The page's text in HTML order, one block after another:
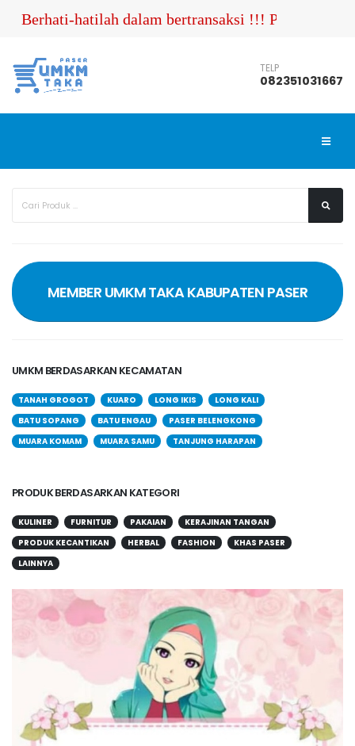
Berhati-hatilah dalam bertransaksi !!! Pastikan
TELP
082351031667
MEMBER UMKM TAKA KABUPATEN PASER
UMKM BERDASARKAN KECAMATAN
TANAH GROGOT KUARO LONG IKIS
LONG KALI
BATU SOPANG
BATU ENGAU
PASER BELENGKONG
MUARA KOMAM
MUARA SAMU TANJUNG HARAPAN
PRODUK BERDASARKAN KATEGORI
KULINER FURNITUR PAKAIAN
KERAJINAN TANGAN
PRODUK KECANTIKAN
HERBAL FASHION
KHAS PASER
LAINNYA